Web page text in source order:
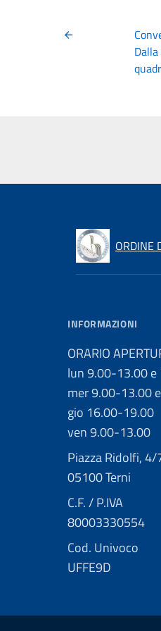
ORDINE
INFORMAZIONI
ORARIO
lun 9.00-13.00
mer 9.00-13.00
gio 16.00-19.00
ven 9.00-13.00
Piazza Ridolfi, 4/
05100 Terni
C.F. / P.IVA
80003330554
Cod. Univoco
UFFE9D